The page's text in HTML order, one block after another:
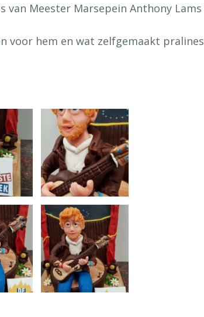
Meester Marsepein Anthony Lams
voor hem en wat zelfgemaakt pralines